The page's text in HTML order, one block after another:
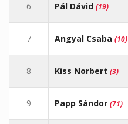
6 Pál Dávid (19)
7 Angyal Csaba (10)
8 Kiss Norbert (3)
9 Papp Sándor (71)